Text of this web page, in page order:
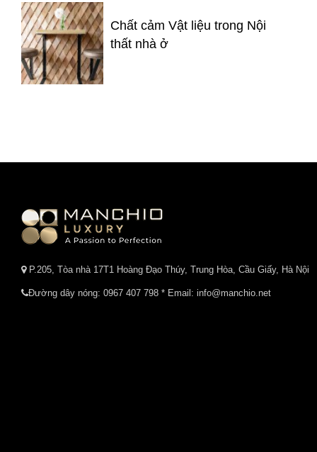
Chất cảm Vật liệu trong Nội
thất nhà ở
P.205, Tòa nhà 17T1 Hoàng Đạo Thúy, Trung Hòa, Cầu Giấy, Hà Nội
Đường dây nóng: 0967 407 798 * Email: info@manchio.net